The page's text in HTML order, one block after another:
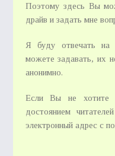
Поэтому здесь Вы
драйв и задать мне
Я буду отвечать на
можете задавать, их
анонимно.
Если Вы не хотите
достоянием
электронный адрес с